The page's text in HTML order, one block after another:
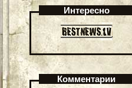
Интересно
Комментарии